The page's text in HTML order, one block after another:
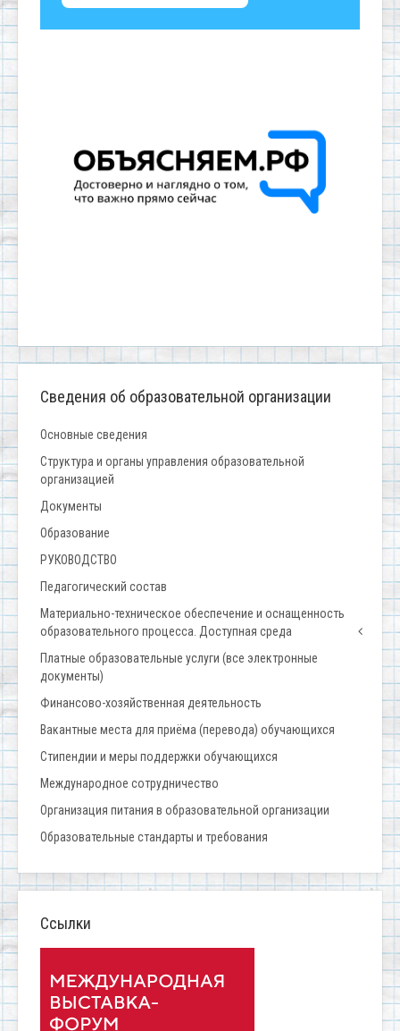
Сведения об образовательной организации
Основные сведения
Структура и органы управления образовательной
организацией
Документы
Образование
РУКОВОДСТВО
Педагогический состав
Материально-техническое обеспечение и оснащенность
образовательного процесса. Доступная среда
Платные образовательные услуги (все электронные
документы)
Финансово-хозяйственная деятельность
Вакантные места для приёма (перевода) обучающихся
Стипендии и меры поддержки обучающихся
Международное сотрудничество
Организация питания в образовательной организации
Образовательные стандарты и требования
Ссылки